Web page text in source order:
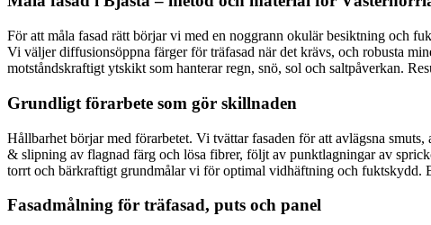
För att måla fasad rätt börjar vi med en noggrann okulär besiktning och
Vi väljer diffusionsöppna färger för träfasad när det krävs, och robusta
motståndskraftigt ytskikt som hanterar regn, snö, sol och saltpåverkan.
Grundligt förarbete som gör skillnaden
Hållbarhet börjar med förarbetet. Vi tvättar fasaden för att avlägsna
& slipning av flagnad färg och lösa fibrer, följt av punktlagningar av
torrt och bärkraftigt grundmålar vi för optimal vidhäftning och fuktskydd.
Fasadmålning för träfasad, puts och panel